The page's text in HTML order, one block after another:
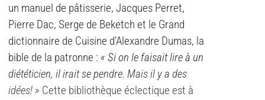
un manuel de pâtisserie, Jacques Perret,
Pierre Dac, Serge de Beketch et le Grand
dictionnaire de Cuisine d’Alexandre Dumas, la
bible de la patronne : « Si on le faisait lire à un
diététicien, il irait se pendre. Mais il y a des
idées! » Cette bibliothèque éclectique est à